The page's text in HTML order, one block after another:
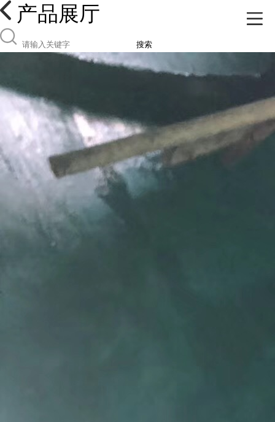
产品展厅
搜索